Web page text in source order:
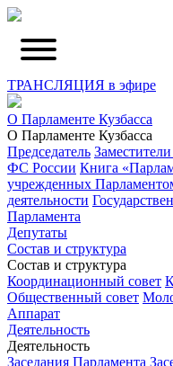
ТРАНСЛЯЦИЯ в эфире
О Парламенте Кузбасса
О Парламенте Кузбасса
Председатель
ФС России Книга
учрежденных
деятельности
Парламента
Депутаты
Состав и структура
Состав и структура
Координационный совет
Общественный совет
Аппарат
Деятельность
Деятельность
Заседания Парламента